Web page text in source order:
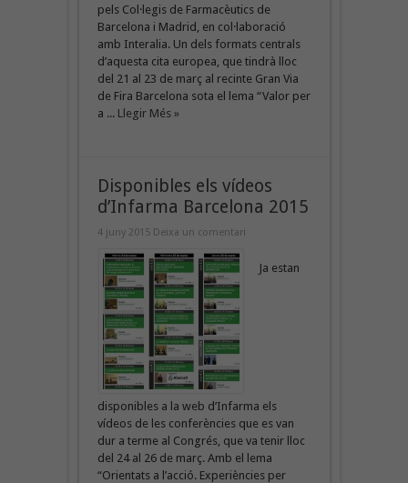
pels Col·legis de Farmacèutics de
Barcelona i Madrid, en col·laboració
amb Interalia. Un dels formats centrals
d’aquesta cita europea, que tindrà lloc
del 21 al 23 de març al recinte Gran Via
de Fira Barcelona sota el lema “Valor per
a ... Llegir Més »
Disponibles els vídeos
d’Infarma Barcelona 2015
4 juny 2015 Deixa un comentari
Ja estan
disponibles a la web d’Infarma els
vídeos de les conferències que es van
dur a terme al Congrés, que va tenir lloc
del 24 al 26 de març. Amb el lema
“Orientats a l’acció. Experiències per